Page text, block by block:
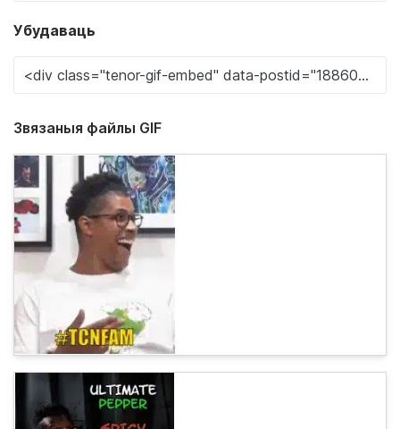
Убудаваць
Звязаныя файлы GIF